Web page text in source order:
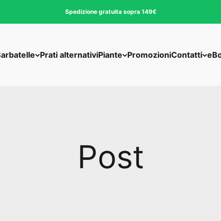
Spedizione gratuita sopra 149€
Prati alternativiPiante PromozioniContatti
Post